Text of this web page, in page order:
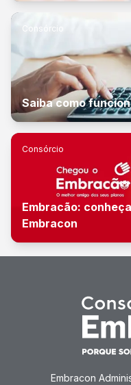
Consórcio
Saiba como
Consórcio
Embracão:
Embracon
Embracon